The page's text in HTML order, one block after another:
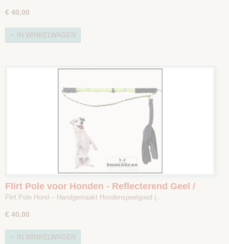
€ 40,00
IN WINKELWAGEN
Flirt Pole voor Honden - Reflecterend Geel /
Zwart - Maat 2
Flirt Pole Hond – Handgemaakt Hondenspeelgoed |…
€ 40,00
IN WINKELWAGEN